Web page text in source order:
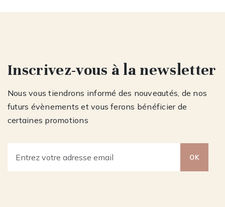
Inscrivez-vous à la newsletter
Nous vous tiendrons informé des nouveautés, de nos
futurs évènements et vous ferons bénéficier de
certaines promotions
OK